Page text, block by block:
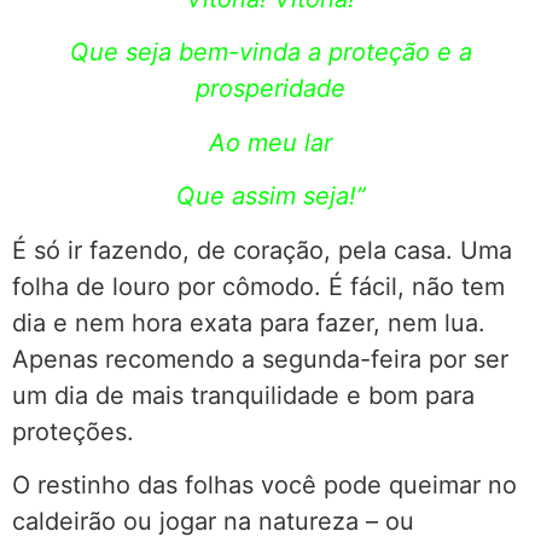
Que seja bem-vinda a proteção e a
prosperidade
Ao meu lar
Que assim seja!”
É só ir fazendo, de coração, pela casa. Uma
folha de louro por cômodo. É fácil, não tem
dia e nem hora exata para fazer, nem lua.
Apenas recomendo a segunda-feira por ser
um dia de mais tranquilidade e bom para
proteções.
O restinho das folhas você pode queimar no
caldeirão ou jogar na natureza – ou